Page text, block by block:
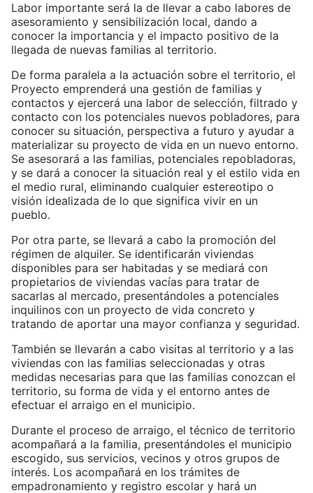
Labor importante será la de llevar a cabo labores de
asesoramiento y sensibilización local, dando a
conocer la importancia y el impacto positivo de la
llegada de nuevas familias al territorio.
De forma paralela a la actuación sobre el territorio, el
Proyecto emprenderá una gestión de familias y
contactos y ejercerá una labor de selección, filtrado y
contacto con los potenciales nuevos pobladores, para
conocer su situación, perspectiva a futuro y ayudar a
materializar su proyecto de vida en un nuevo entorno.
Se asesorará a las familias, potenciales repobladoras,
y se dará a conocer la situación real y el estilo vida en
el medio rural, eliminando cualquier estereotipo o
visión idealizada de lo que significa vivir en un
pueblo.
Por otra parte, se llevará a cabo la promoción del
régimen de alquiler. Se identificarán viviendas
disponibles para ser habitadas y se mediará con
propietarios de viviendas vacías para tratar de
sacarlas al mercado, presentándoles a potenciales
inquilinos con un proyecto de vida concreto y
tratando de aportar una mayor confianza y seguridad.
También se llevarán a cabo visitas al territorio y a las
viviendas con las familias seleccionadas y otras
medidas necesarias para que las familias conozcan el
territorio, su forma de vida y el entorno antes de
efectuar el arraigo en el municipio.
Durante el proceso de arraigo, el técnico de territorio
acompañará a la familia, presentándoles el municipio
escogido, sus servicios, vecinos y otros grupos de
interés. Los acompañará en los trámites de
empadronamiento y registro escolar y hará un